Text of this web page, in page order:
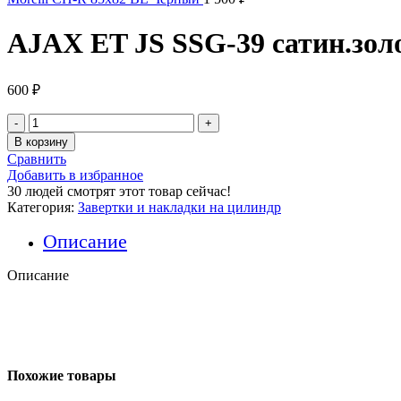
AJAX ET JS SSG-39
600 ₽
Количество
товара
AJAX
ET
JS
SSG-
39
сатин.золото
В корзину
Сравнить
Добавить в избранное
30 людей смотрят этот товар сейчас!
Категория: Завертки и накладки на цилиндр
Описание
Описание
Похожие товары